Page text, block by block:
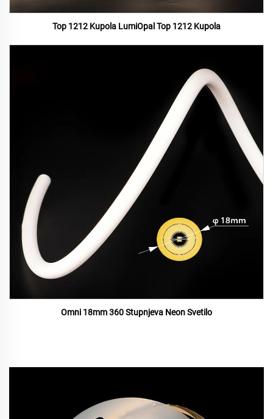
Top 1212 Kupola LumiOpal Top 1212 Kupola
Omni 18mm 360 Stupnjeva Neon Svetilo